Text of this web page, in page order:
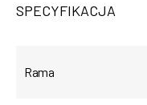
SPECYFIKACJA
Rama